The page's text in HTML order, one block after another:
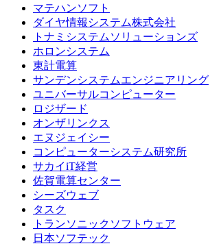
マテハンソフト
ダイヤ情報システム株式会社
トナミシステムソリューションズ
ホロンシステム
東計電算
サンデンシステムエンジニアリング
ユニバーサルコンピューター
ロジザード
オンザリンクス
エヌジェイシー
コンピューターシステム研究所
サカイiT経営
佐賀電算センター
シーズウェブ
タスク
トランソニックソフトウェア
日本ソフテック